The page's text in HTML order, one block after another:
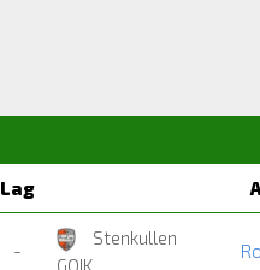
Lag
-
Stenkullen
GOIK